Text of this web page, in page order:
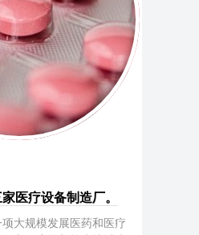
医疗设备制造厂。
大规模发展医药和医疗